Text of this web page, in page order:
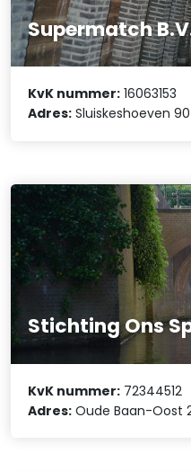
Supermatch
KvK nummer: 16063153
Adres: Sluiskeshoeven 90
Stichting Ons
KvK nummer: 72344512
Adres: Oude Baan-Oost